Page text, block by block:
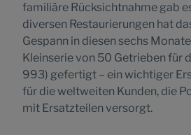
familiäre Rücksichtnahme gab
diversen Restaurierungen hat
Gespann in diesen sechs
Kleinserie von 50 Getrieben für
993) gefertigt – ein wichtiger
für die weltweiten Kunden, die
mit Ersatzteilen versorgt.